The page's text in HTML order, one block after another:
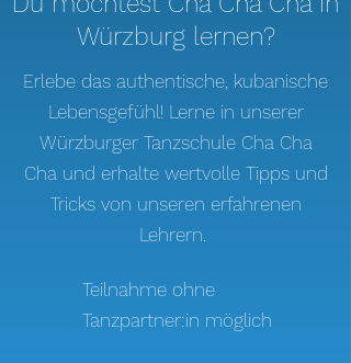
Würzburg lernen?
Erlebe das authentische, kubanische
Lebensgefühl! Lerne in unserer
Würzburger Tanzschule Cha Cha
Cha und erhalte wertvolle Tipps und
Tricks von unseren erfahrenen
Lehrern.
Teilnahme ohne
Tanzpartner:in möglich